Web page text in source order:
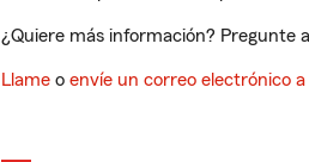
¿Quiere más información? Pregunte
Llame o envíe un correo electrónico